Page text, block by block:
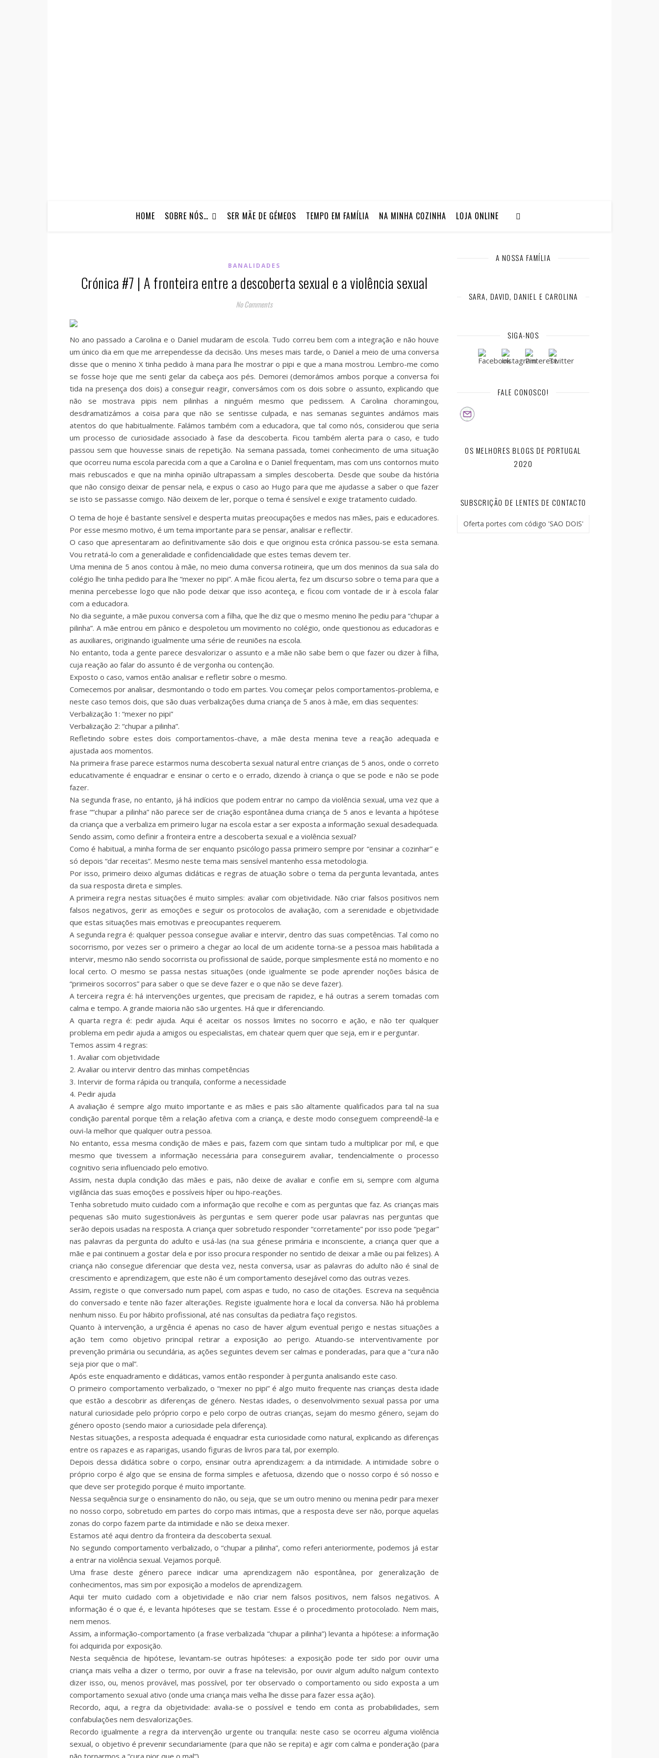
HOME SOBRE NÓS… SER MÃE DE GÉMEOS TEMPO EM FAMÍLIA NA MINHA COZINHA LOJA ONLINE
BANALIDADES
Crónica #7 | A fronteira entre a descoberta sexual e a violência sexual
No Comments
No ano passado a Carolina e o Daniel mudaram de escola. Tudo correu bem com a integração e não houve
um único dia em que me arrependesse da decisão. Uns meses mais tarde, o Daniel a meio de uma conversa
disse que o menino X tinha pedido à mana para lhe mostrar o pipi e que a mana mostrou. Lembro-me como
se fosse hoje que me senti gelar da cabeça aos pés. Demorei (demorámos ambos porque a conversa foi
tida na presença dos dois) a conseguir reagir, conversámos com os dois sobre o assunto, explicando que
não se mostrava pipis nem pilinhas a ninguém mesmo que pedissem. A Carolina choramingou,
desdramatizámos a coisa para que não se sentisse culpada, e nas semanas seguintes andámos mais
atentos do que habitualmente. Falámos também com a educadora, que tal como nós, considerou que seria
um processo de curiosidade associado à fase da descoberta. Ficou também alerta para o caso, e tudo
passou sem que houvesse sinais de repetição. Na semana passada, tomei conhecimento de uma situação
que ocorreu numa escola parecida com a que a Carolina e o Daniel frequentam, mas com uns contornos muito
mais rebuscados e que na minha opinião ultrapassam a simples descoberta. Desde que soube da história
que não consigo deixar de pensar nela, e expus o caso ao Hugo para que me ajudasse a saber o que fazer
se isto se passasse comigo. Não deixem de ler, porque o tema é sensível e exige tratamento cuidado.
O tema de hoje é bastante sensível e desperta muitas preocupações e medos nas mães, pais e educadores.
Por esse mesmo motivo, é um tema importante para se pensar, analisar e reflectir.
O caso que apresentaram ao definitivamente são dois e que originou esta crónica passou-se esta semana.
Vou retratá-lo com a generalidade e confidencialidade que estes temas devem ter.
Uma menina de 5 anos contou à mãe, no meio duma conversa rotineira, que um dos meninos da sua sala do
colégio lhe tinha pedido para lhe “mexer no pipi”. A mãe ficou alerta, fez um discurso sobre o tema para que a
menina percebesse logo que não pode deixar que isso aconteça, e ficou com vontade de ir à escola falar
com a educadora.
No dia seguinte, a mãe puxou conversa com a filha, que lhe diz que o mesmo menino lhe pediu para “chupar a
pilinha”. A mãe entrou em pânico e despoletou um movimento no colégio, onde questionou as educadoras e
as auxiliares, originando igualmente uma série de reuniões na escola.
No entanto, toda a gente parece desvalorizar o assunto e a mãe não sabe bem o que fazer ou dizer à filha,
cuja reação ao falar do assunto é de vergonha ou contenção.
Exposto o caso, vamos então analisar e refletir sobre o mesmo.
Comecemos por analisar, desmontando o todo em partes. Vou começar pelos comportamentos-problema, e
neste caso temos dois, que são duas verbalizações duma criança de 5 anos à mãe, em dias sequentes:
Verbalização 1: “mexer no pipi”
Verbalização 2: “chupar a pilinha”.
Refletindo sobre estes dois comportamentos-chave, a mãe desta menina teve a reação adequada e
ajustada aos momentos.
Na primeira frase parece estarmos numa descoberta sexual natural entre crianças de 5 anos, onde o correto
educativamente é enquadrar e ensinar o certo e o errado, dizendo à criança o que se pode e não se pode
fazer.
Na segunda frase, no entanto, já há indícios que podem entrar no campo da violência sexual, uma vez que a
frase ““chupar a pilinha” não parece ser de criação espontânea duma criança de 5 anos e levanta a hipótese
da criança que a verbaliza em primeiro lugar na escola estar a ser exposta a informação sexual desadequada.
Sendo assim, como definir a fronteira entre a descoberta sexual e a violência sexual?
Como é habitual, a minha forma de ser enquanto psicólogo passa primeiro sempre por “ensinar a cozinhar” e
só depois “dar receitas”. Mesmo neste tema mais sensível mantenho essa metodologia.
Por isso, primeiro deixo algumas didáticas e regras de atuação sobre o tema da pergunta levantada, antes
da sua resposta direta e simples.
A primeira regra nestas situações é muito simples: avaliar com objetividade. Não criar falsos positivos nem
falsos negativos, gerir as emoções e seguir os protocolos de avaliação, com a serenidade e objetividade
que estas situações mais emotivas e preocupantes requerem.
A segunda regra é: qualquer pessoa consegue avaliar e intervir, dentro das suas competências. Tal como no
socorrismo, por vezes ser o primeiro a chegar ao local de um acidente torna-se a pessoa mais habilitada a
intervir, mesmo não sendo socorrista ou profissional de saúde, porque simplesmente está no momento e no
local certo. O mesmo se passa nestas situações (onde igualmente se pode aprender noções básica de
“primeiros socorros” para saber o que se deve fazer e o que não se deve fazer).
A terceira regra é: há intervenções urgentes, que precisam de rapidez, e há outras a serem tomadas com
calma e tempo. A grande maioria não são urgentes. Há que ir diferenciando.
A quarta regra é: pedir ajuda. Aqui é aceitar os nossos limites no socorro e ação, e não ter qualquer
problema em pedir ajuda a amigos ou especialistas, em chatear quem quer que seja, em ir e perguntar.
Temos assim 4 regras:
1. Avaliar com objetividade
2. Avaliar ou intervir dentro das minhas competências
3. Intervir de forma rápida ou tranquila, conforme a necessidade
4. Pedir ajuda
A avaliação é sempre algo muito importante e as mães e pais são altamente qualificados para tal na sua
condição parental porque têm a relação afetiva com a criança, e deste modo conseguem compreendê-la e
ouvi-la melhor que qualquer outra pessoa.
No entanto, essa mesma condição de mães e pais, fazem com que sintam tudo a multiplicar por mil, e que
mesmo que tivessem a informação necessária para conseguirem avaliar, tendencialmente o processo
cognitivo seria influenciado pelo emotivo.
Assim, nesta dupla condição das mães e pais, não deixe de avaliar e confie em si, sempre com alguma
vigilância das suas emoções e possíveis híper ou hipo-reações.
Tenha sobretudo muito cuidado com a informação que recolhe e com as perguntas que faz. As crianças mais
pequenas são muito sugestionáveis às perguntas e sem querer pode usar palavras nas perguntas que
serão depois usadas na resposta. A criança quer sobretudo responder “corretamente” por isso pode “pegar”
nas palavras da pergunta do adulto e usá-las (na sua génese primária e inconsciente, a criança quer que a
mãe e pai continuem a gostar dela e por isso procura responder no sentido de deixar a mãe ou pai felizes). A
criança não consegue diferenciar que desta vez, nesta conversa, usar as palavras do adulto não é sinal de
crescimento e aprendizagem, que este não é um comportamento desejável como das outras vezes.
Assim, registe o que conversado num papel, com aspas e tudo, no caso de citações. Escreva na sequência
do conversado e tente não fazer alterações. Registe igualmente hora e local da conversa. Não há problema
nenhum nisso. Eu por hábito profissional, até nas consultas da pediatra faço registos.
Quanto à intervenção, a urgência é apenas no caso de haver algum eventual perigo e nestas situações a
ação tem como objetivo principal retirar a exposição ao perigo. Atuando-se interventivamente por
prevenção primária ou secundária, as ações seguintes devem ser calmas e ponderadas, para que a “cura não
seja pior que o mal”.
Após este enquadramento e didáticas, vamos então responder à pergunta analisando este caso.
O primeiro comportamento verbalizado, o “mexer no pipi” é algo muito frequente nas crianças desta idade
que estão a descobrir as diferenças de género. Nestas idades, o desenvolvimento sexual passa por uma
natural curiosidade pelo próprio corpo e pelo corpo de outras crianças, sejam do mesmo género, sejam do
género oposto (sendo maior a curiosidade pela diferença).
Nestas situações, a resposta adequada é enquadrar esta curiosidade como natural, explicando as diferenças
entre os rapazes e as raparigas, usando figuras de livros para tal, por exemplo.
Depois dessa didática sobre o corpo, ensinar outra aprendizagem: a da intimidade. A intimidade sobre o
próprio corpo é algo que se ensina de forma simples e afetuosa, dizendo que o nosso corpo é só nosso e
que deve ser protegido porque é muito importante.
Nessa sequência surge o ensinamento do não, ou seja, que se um outro menino ou menina pedir para mexer
no nosso corpo, sobretudo em partes do corpo mais intimas, que a resposta deve ser não, porque aquelas
zonas do corpo fazem parte da intimidade e não se deixa mexer.
Estamos até aqui dentro da fronteira da descoberta sexual.
No segundo comportamento verbalizado, o “chupar a pilinha”, como referi anteriormente, podemos já estar
a entrar na violência sexual. Vejamos porquê.
Uma frase deste género parece indicar uma aprendizagem não espontânea, por generalização de
conhecimentos, mas sim por exposição a modelos de aprendizagem.
Aqui ter muito cuidado com a objetividade e não criar nem falsos positivos, nem falsos negativos. A
informação é o que é, e levanta hipóteses que se testam. Esse é o procedimento protocolado. Nem mais,
nem menos.
Assim, a informação-comportamento (a frase verbalizada “chupar a pilinha”) levanta a hipótese: a informação
foi adquirida por exposição.
Nesta sequência de hipótese, levantam-se outras hipóteses: a exposição pode ter sido por ouvir uma
criança mais velha a dizer o termo, por ouvir a frase na televisão, por ouvir algum adulto nalgum contexto
dizer isso, ou, menos provável, mas possível, por ter observado o comportamento ou sido exposta a um
comportamento sexual ativo (onde uma criança mais velha lhe disse para fazer essa ação).
Recordo, aqui, a regra da objetividade: avalia-se o possível e tendo em conta as probabilidades, sem
confabulações nem desvalorizações.
Recordo igualmente a regra da intervenção urgente ou tranquila: neste caso se ocorreu alguma violência
sexual, o objetivo é prevenir secundariamente (para que não se repita) e agir com calma e ponderação (para
não tornarmos a “cura pior que o mal”).
A NOSSA FAMÍLIA
SARA, DAVID, DANIEL E CAROLINA
SIGA-NOS
FALE CONOSCO!
OS MELHORES BLOGS DE PORTUGAL
2020
SUBSCRIÇÃO DE LENTES DE CONTACTO
Oferta portes com código 'SAO DOIS'